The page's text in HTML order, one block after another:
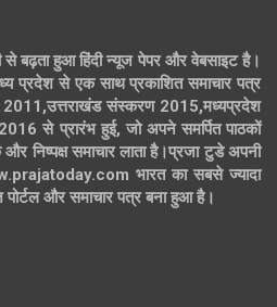
बढ़ता हुआ हिंदी न्यूज पेपर और वेबसाइट है।
प्रदेश से एक साथ प्रकाशित समाचार पत्र
संस्करण 2015,मध्यप्रदेश
से प्रारंभ हुई, जो अपने समर्पित पाठकों
निष्पक्ष समाचार लाता है।प्रजा टुडे अपनी
भारत का सबसे ज्यादा
पोर्टल और समाचार पत्र बना हुआ है।